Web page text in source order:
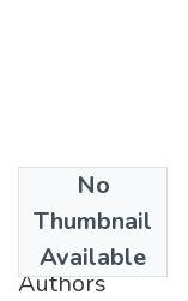
No
Thumbnail
Available
2007-04-16
Authors